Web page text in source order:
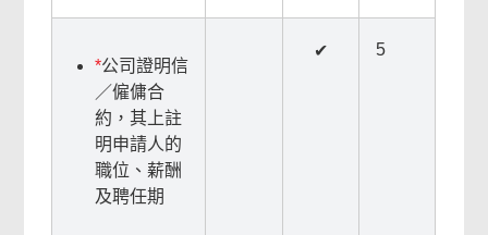
*公司證明信
／僱傭合
約，其上註
明申請人的
職位、薪酬
及聘任期
✔ 5